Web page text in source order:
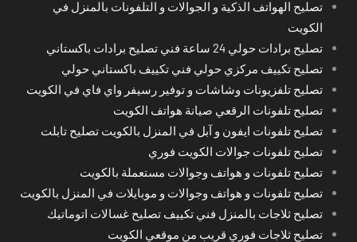
تصليح الهواتف الذكية و الجوالات و التلفونات بالمنزل في
الكويت
تصليح برادات حولي 24 ساعة فني تصليح برادات باكستاني
تصليح تكييف مركزي حولي فني تكييف باكستاني حولي
تصليح تلفزيونات وشاشات و توفير رسيفر واي فاي في الكويت
تصليح تلفونات الرقعي صيانة هواتف الكويت
تصليح تلفونات ايفون و آبل في المنزل بالكويت تصليح تابلت
تصليح تلفونات جوالات الكويت فوري
تصليح تلفونات و هواتف وجوالات مستعملة بالكويت
تصليح تلفونات و هواتف وجوالات و موبايلات في المنزل بالكويت
تصليح ثلاجات بالمنزل فني تكييف تصليح غسالات اتوماتيك
تصليح ثلاجات فوري قريب من موقعي الكويت